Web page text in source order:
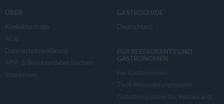
ÜBER
Kontaktanfrage
AGB
Datenschutzerklärung
APP- & Benutzerdaten löschen
Impressum
GASTROGUIDE
Deutschland
FÜR RESTAURANTS UND
GASTRONOMEN
Für Gastronomen
Tisch Reservierungsystem
Gutscheinsystem für Restaurants